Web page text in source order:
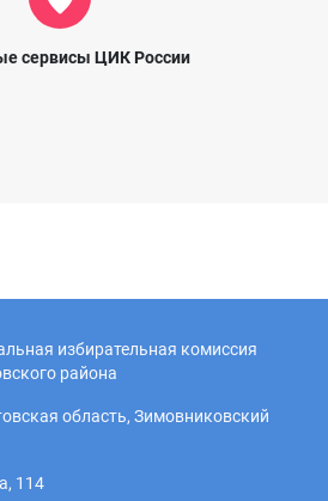
сервисы ЦИК России
избирательная комиссия
района
область, Зимовниковский
114